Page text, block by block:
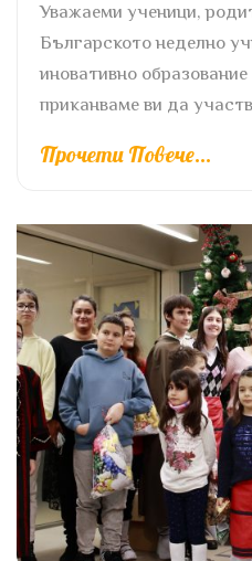
Уважаеми ученици,
Българското неделно
иновативно
приканваме ви да
Прочети Повече...